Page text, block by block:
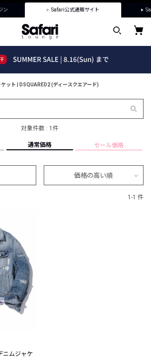
ン Safari公式通販サイト
ット | DSQUARED2 (ディースクエアード)
対象件数 : 1件
通常価格 セール価格
価格の高い順
1-1 件
ニムジャケ